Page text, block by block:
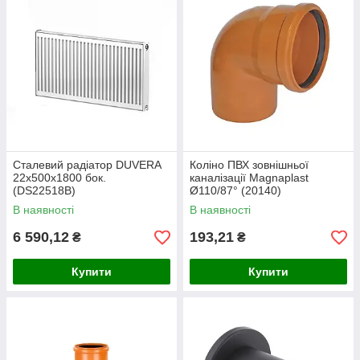
Сталевий радіатор DUVERA
22х500х1800 бок.
(DS22518B)
В наявності
6 590,12 ₴
Купити
Коліно ПВХ зовнішньої
каналізації Magnaplast
Ø110/87° (20140)
В наявності
193,21 ₴
Купити